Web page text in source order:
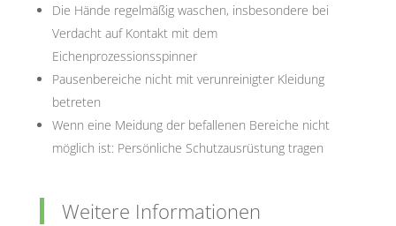
Die Hände regelmäßig waschen, insbesondere bei
Verdacht auf Kontakt mit dem
Eichenprozessionsspinner
Pausenbereiche nicht mit verunreinigter Kleidung
betreten
Wenn eine Meidung der befallenen Bereiche nicht
möglich ist: Persönliche Schutzausrüstung tragen
Weitere Informationen